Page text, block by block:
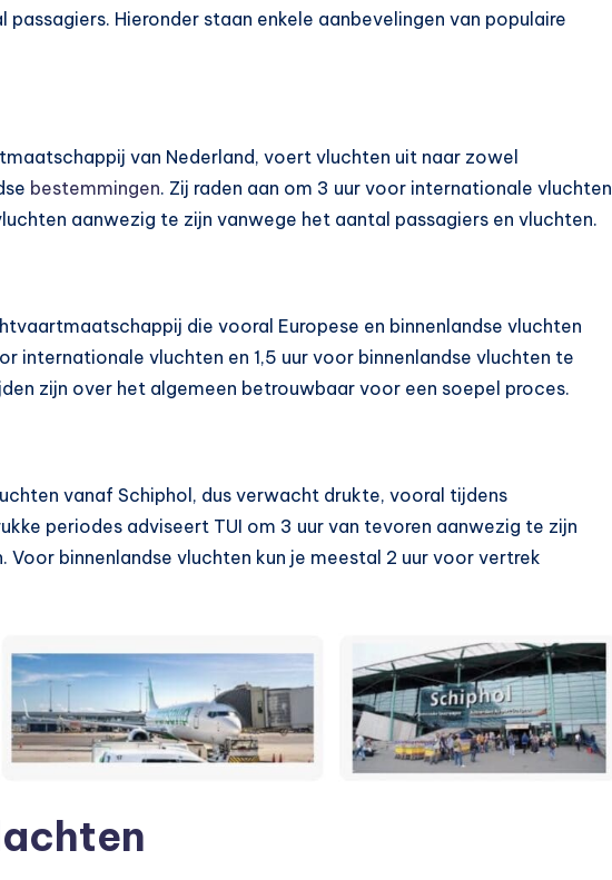
passagiers. Hieronder staan enkele aanbevelingen van populaire
van Nederland, voert vluchten uit naar zowel
bestemmingen. Zij raden aan om 3 uur voor internationale vluchten
aanwezig te zijn vanwege het aantal passagiers en vluchten.
die vooral Europese en binnenlandse vluchten
internationale vluchten en 1,5 uur voor binnenlandse vluchten te
zijn over het algemeen betrouwbaar voor een soepel proces.
vanaf Schiphol, dus verwacht drukte, vooral tijdens
periodes adviseert TUI om 3 uur van tevoren aanwezig te zijn
binnenlandse vluchten kun je meestal 2 uur voor vertrek